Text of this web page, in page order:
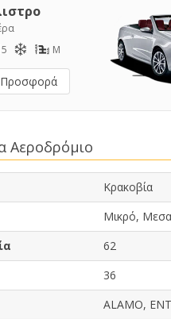
5 M
Προσφορά
Αεροδρόμιο
Κρακοβία
Μικρό,
62
36
ALAMO,